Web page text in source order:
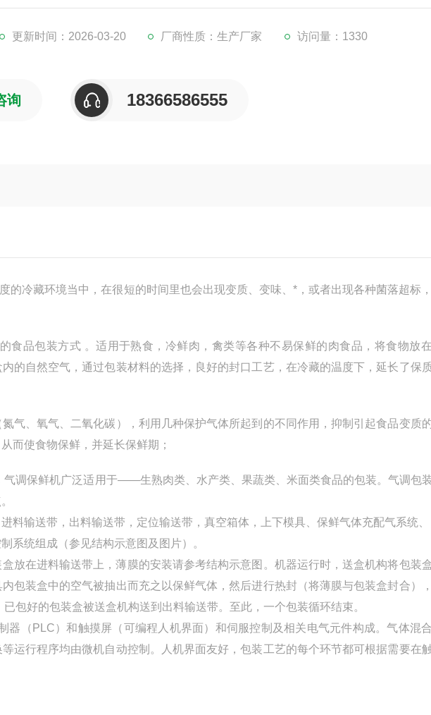
更新时间：2026-03-20 厂商性质：生产厂家 访问量：1330
询 18366586555
的冷藏环境当中，在很短的时间里也会出现变质、变味、*，或者出现各种菌落超标
食品包装方式 。适用于熟食，冷鲜肉，禽类等各种不易保鲜的肉食品，将食物放
的自然空气，通过包装材料的选择，良好的封口工艺，在冷藏的温度下，延长了保
气、氧气、二氧化碳），利用几种保护气体所起到的不同作用，抑制引起食品变质
而使食物保鲜，并延长保鲜期；
气调保鲜机广泛适用于——生熟肉类、水产类、果蔬类、米面类食品的包装。气调包
送带，出料输送带，定位输送带，真空箱体，上下模具、保鲜气体充配气系统、
系统组成（参见结构示意图及图片）。
进料输送带上，薄膜的安装请参考结构示意图。机器运行时，送盒机构将包装
包装盒中的空气被抽出而充之以保鲜气体，然后进行热封（将薄膜与包装盒封合）
已包好的包装盒被送盒机构送到出料输送带。至此，一个包装循环结束。
器（PLC）和触摸屏（可编程人机界面）和伺服控制及相关电气元件构成。气体混
运行程序均由微机自动控制。人机界面友好，包装工艺的每个环节都可根据需要在